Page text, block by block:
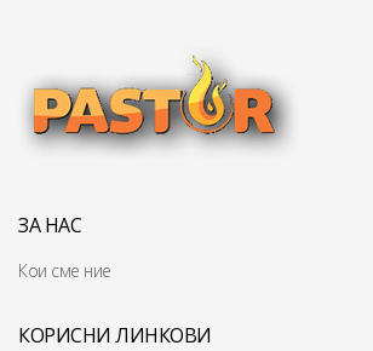
ЗА НАС
Кои сме ние
КОРИСНИ ЛИНКОВИ